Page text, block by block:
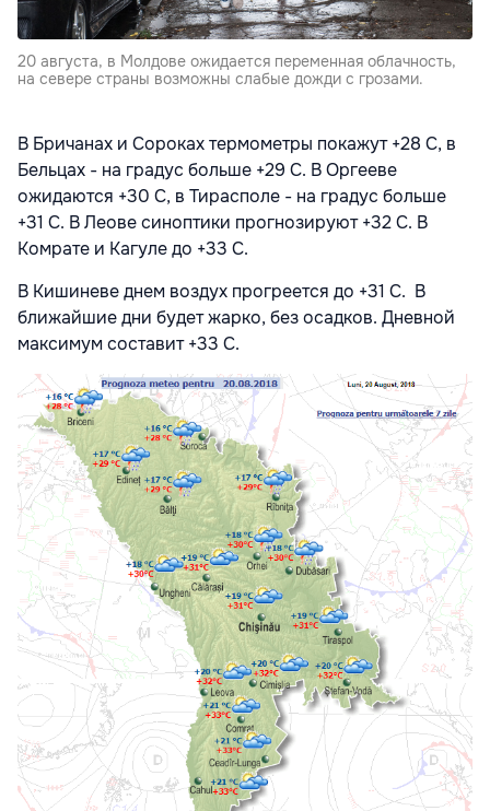
20 августа, в Молдове ожидается переменная облачность,
на севере страны возможны слабые дожди с грозами.
В Бричанах и Сороках термометры покажут +28 C, в
Бельцах - на градус больше +29 С. В Оргееве
ожидаются +30 С, в Тирасполе - на градус больше
+31 С. В Леове синоптики прогнозируют +32 С. В
Комрате и Кагуле до +33 С.
В Кишиневе днем воздух прогреется до +31 С. В
ближайшие дни будет жарко, без осадков. Дневной
максимум составит +33 С.